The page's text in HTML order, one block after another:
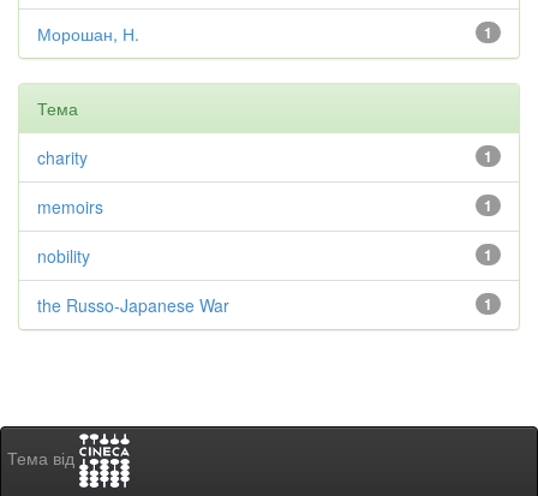
1
Морошан, Н.
Тема
1
charity
1
memoirs
1
nobility
1
the Russo-Japanese War
Тема від